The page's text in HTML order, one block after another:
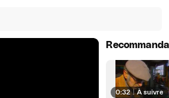
0:32 | À suivre